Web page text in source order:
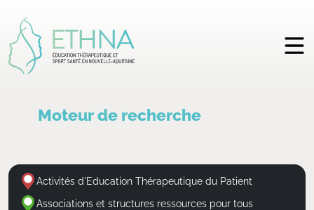
Moteur de recherche
Activités d'Education Thérapeutique du Patient
Associations et structures ressources pour tous